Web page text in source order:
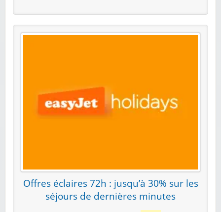
Offres éclaires 72h : jusqu’à 30% sur les
séjours de dernières minutes